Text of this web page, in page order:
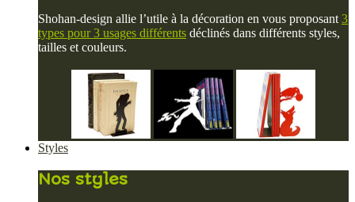
Shohan-design allie l’utile à la décoration en vous proposant 3
types pour 3 usages différents déclinés dans différents styles,
tailles et couleurs.
Styles
Nos styles